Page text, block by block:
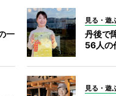
一
見る・遊
丹後で
56人の
見る・遊